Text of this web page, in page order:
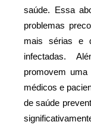
saúde. Essa
problemas
mais sérias e
infectadas.
promovem
médicos e
de saúde